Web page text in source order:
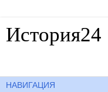
История24